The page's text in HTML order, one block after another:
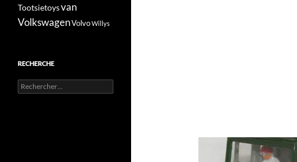
Tootsietoysvan
VolkswagenVolvoWillys
RECHERCHE
Rechercher :